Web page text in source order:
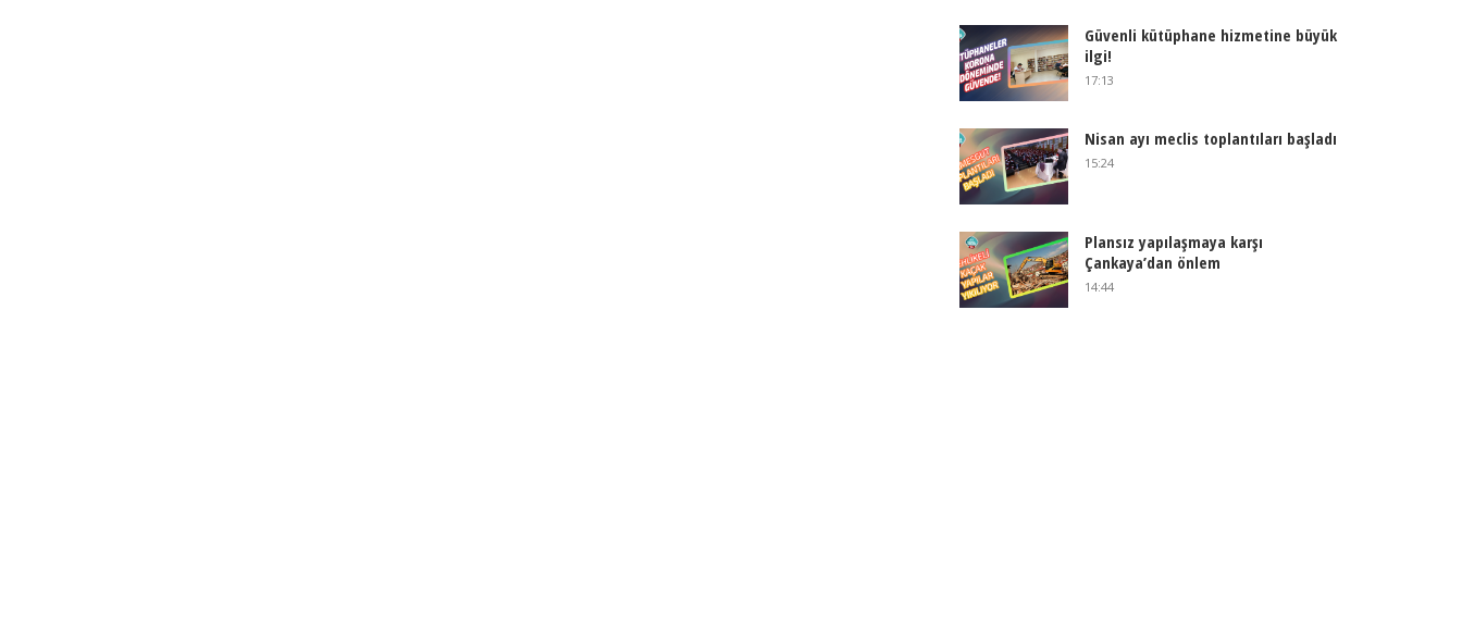
Güvenli kütüphane hizmetine büyük
ilgi!
17:13
Nisan ayı meclis toplantıları başladı
15:24
Plansız yapılaşmaya karşı
Çankaya’dan önlem
14:44